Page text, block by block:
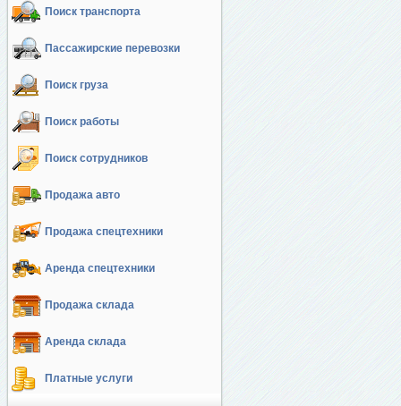
Поиск транспорта
Пассажирские перевозки
Поиск груза
Поиск работы
Поиск сотрудников
Продажа авто
Продажа спецтехники
Аренда спецтехники
Продажа склада
Аренда склада
Платные услуги